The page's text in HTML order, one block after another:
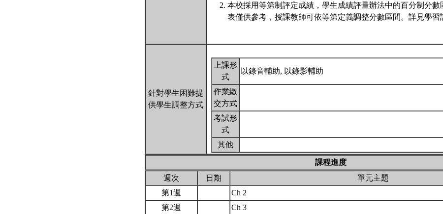
本校採用等第制評定成績，學生成績評量辦法中的百分制分數
表僅供參考，授課教師可依等第定義調整分數區間。詳見學習
針對學生困難提
供學生調整方式
上課形
式
以錄音輔助, 以錄影輔助
作業繳
交方式
考試形
式
其他
課程進度
週次
日期
單元主題
第1週
Ch 2
第2週
Ch 3